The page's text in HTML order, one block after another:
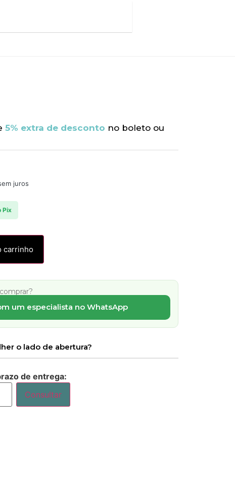
5% extra de desconto no boleto ou
juros
Pix
carrinho
um especialista no WhatsApp
o lado de abertura?
de entrega:
Consultar